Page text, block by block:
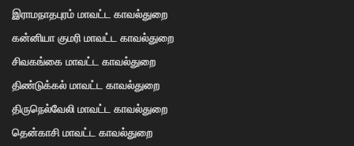
இராமநாதபுரம் மாவட்ட காவல்துறை
கன்னியா குமரி மாவட்ட காவல்துறை
சிவகங்கை மாவட்ட காவல்துறை
திண்டுக்கல் மாவட்ட காவல்துறை
திருநெல்வேலி மாவட்ட காவல்துறை
தென்காசி மாவட்ட காவல்துறை